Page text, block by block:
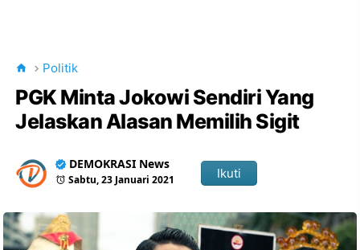
Politik
PGK Minta Jokowi Sendiri Yang
Jelaskan Alasan Memilih Sigit
DEMOKRASI News
Sabtu, 23 Januari 2021 Ikuti